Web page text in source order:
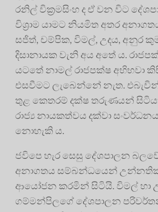
රනිල් වික්‍රමසිංහ ද ඒ වන විට
විශ්‍රාම යාමට නියමිත අතර
සජිත්, චම්පික, විමල්, උදය, අනුර
දිසානායක වැනි අය අතේ ය.
යටතේ නාමල් රාජපක්ෂ අභිභවා
එසවීමට ලැබෙන්නේ නැත.
තුළ කෙතරම් දක්ෂ තරුණයන්
රාජ්‍ය නායකත්වය දක්වා
නොහැකි ය.
ජවිපෙ හැර සෙසු දේශපාලන
අනාගතය සම්බන්ධයෙන්
ආයෝජන කරමින් සිටියි. විමල් හා
ගම්මන්පිලගේ දේශපාලන